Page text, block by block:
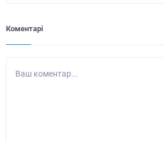
Коментарі
Ваш коментар...